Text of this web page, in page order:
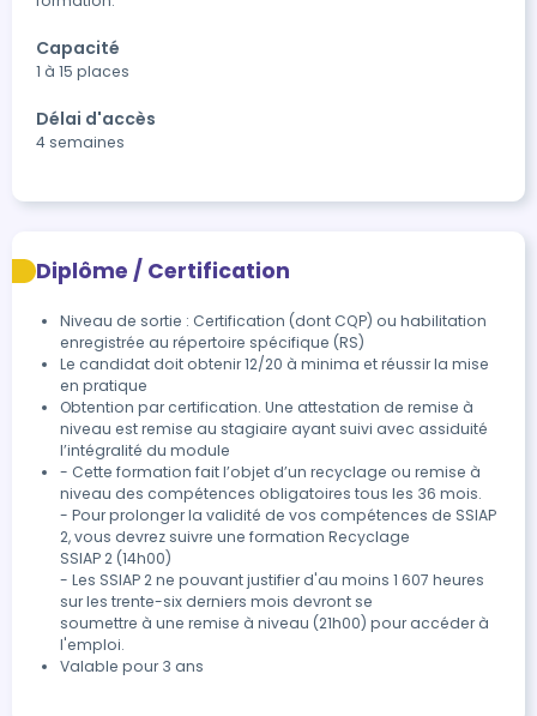
Capacité
1 à 15 places
Délai d'accès
4 semaines
Diplôme / Certification
Niveau de sortie : Certification (dont CQP) ou habilitation
enregistrée au répertoire spécifique (RS)
Le candidat doit obtenir 12/20 à minima et réussir la mise
Obtention par certification. Une attestation de remise à
niveau est remise au stagiaire ayant suivi avec assiduité
l’intégralité du module
- Cette formation fait l’objet d’un recyclage ou remise à
niveau des compétences obligatoires tous les 36 mois.
- Pour prolonger la validité de vos compétences de SSIAP
2, vous devrez suivre une formation Recyclage
SSIAP 2 (14h00)
- Les SSIAP 2 ne pouvant justifier d'au moins 1 607 heures
sur les trente-six derniers mois devront se
soumettre à une remise à niveau (21h00) pour accéder à
l'emploi.
Valable pour 3 ans